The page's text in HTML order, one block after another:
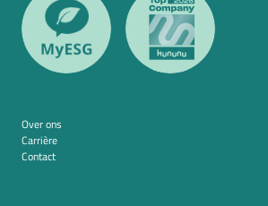
Over ons
Carrière
Contact